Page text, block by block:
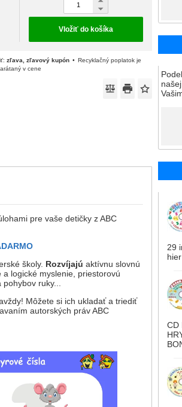
29
hier
CD
Vložiť do košíka
zľava, zľavový kupón
Recyklačný poplatok je
v cene
pre vaše detičky z ABC
školy. Rozvíjajú aktívnu slovnú
logické myslenie, priestorovú
ruky...
Môžete si ich ukladať a triediť
autorských práv ABC